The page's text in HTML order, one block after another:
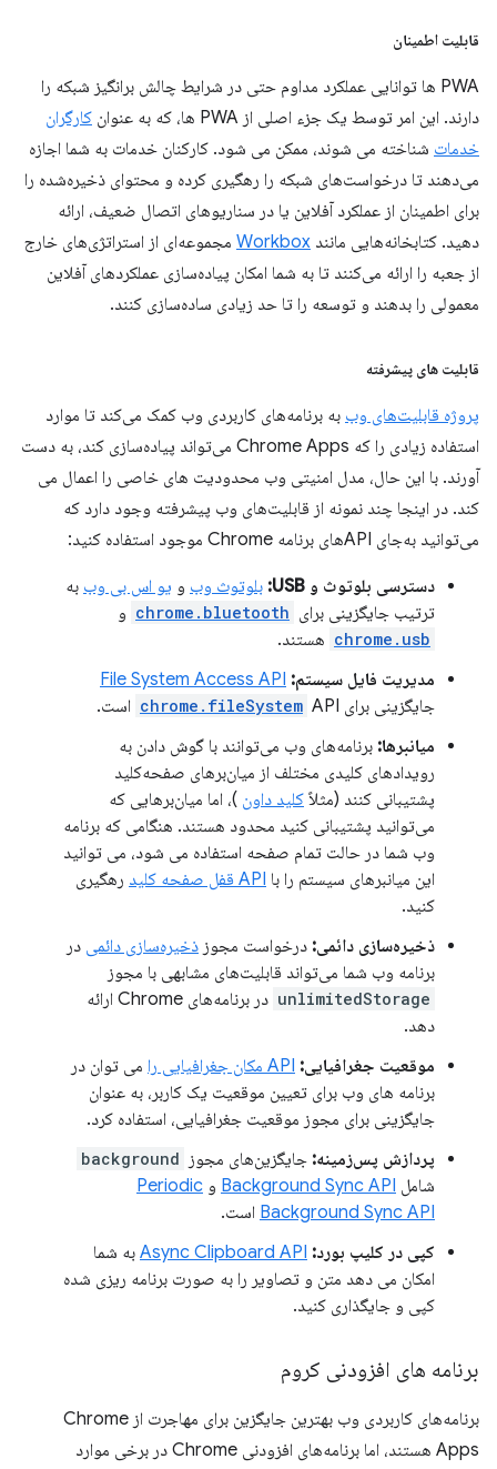
قابلیت اطمینان
PWA ها توانایی عملکرد مداوم حتی در شرایط چالش برانگیز شبکه را
دارند. این امر توسط یک جزء اصلی از PWA ها، که به عنوان
کارگران
خدمات شناخته می شوند، ممکن می شود. کارکنان خدمات به شما اجازه
می‌دهند تا درخواست‌های شبکه را رهگیری کرده و محتوای ذخیره‌شده را
برای اطمینان از عملکرد آفلاین یا در سناریوهای اتصال ضعیف، ارائه
دهید. کتابخانه‌هایی مانند Workbox مجموعه‌ای از استراتژی‌های خارج
از جعبه را ارائه می‌کنند تا به شما امکان پیاده‌سازی عملکردهای آفلاین
معمولی را بدهند و توسعه را تا حد زیادی ساده‌سازی کنند.
قابلیت های پیشرفته
پروژه قابلیت‌های وب به برنامه‌های کاربردی وب کمک می‌کند تا موارد
استفاده زیادی را که Chrome Apps می‌تواند پیاده‌سازی کند، به دست
آورند. با این حال، مدل امنیتی وب محدودیت های خاصی را اعمال می
کند. در اینجا چند نمونه از قابلیت‌های وب پیشرفته وجود دارد که
می‌توانید به‌جای APIهای برنامه Chrome موجود استفاده کنید:
دسترسی بلوتوث و USB: بلوتوث وب و یو اس بی وب به
ترتیب جایگزینی برای chrome.bluetooth و
chrome.usb هستند.
مدیریت فایل سیستم: File System Access API
جایگزینی برای
chrome.fileSystem API است.
میانبرها: برنامه‌های وب می‌توانند با گوش دادن به
رویدادهای کلیدی مختلف از میان‌برهای صفحه‌کلید
پشتیبانی کنند (مثلاً کلید داون )، اما میان‌برهایی که
می‌توانید پشتیبانی کنید محدود هستند. هنگامی که برنامه
وب شما در حالت تمام صفحه استفاده می شود، می توانید
این میانبرهای سیستم را با API قفل صفحه کلید
رهگیری
کنید.
ذخیره‌سازی دائمی: درخواست مجوز ذخیره‌سازی دائمی در
برنامه وب شما می‌تواند قابلیت‌های مشابهی با مجوز
unlimitedStorage
در برنامه‌های Chrome ارائه
دهد.
موقعیت جغرافیایی: API مکان جغرافیایی را
می توان در
برنامه های وب برای تعیین موقعیت یک کاربر، به عنوان
جایگزینی برای مجوز موقعیت جغرافیایی، استفاده کرد.
پردازش پس‌زمینه: جایگزین‌های مجوز background
شامل Background Sync API و Periodic
Background Sync API است.
کپی در کلیپ بورد: Async Clipboard API به شما
امکان می دهد متن و تصاویر را به صورت برنامه ریزی شده
کپی و جایگذاری کنید.
برنامه های افزودنی کروم
برنامه‌های کاربردی وب بهترین جایگزین برای مهاجرت از Chrome
Apps هستند، اما برنامه‌های افزودنی Chrome در برخی موارد